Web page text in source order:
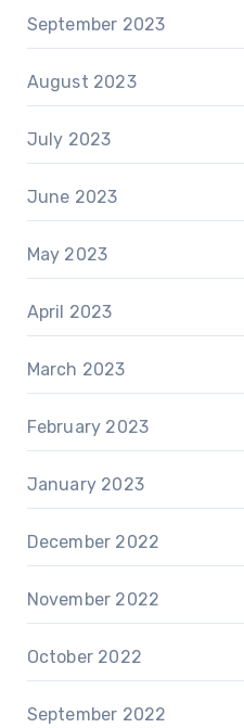
September 2023
August 2023
July 2023
June 2023
May 2023
April 2023
March 2023
February 2023
January 2023
December 2022
November 2022
October 2022
September 2022